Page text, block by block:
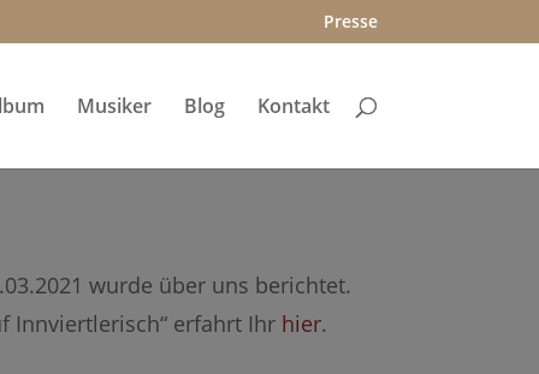
Presse
Musiker Blog Kontakt
wurde über uns berichtet.
Innviertlerisch“ erfahrt Ihr hier.